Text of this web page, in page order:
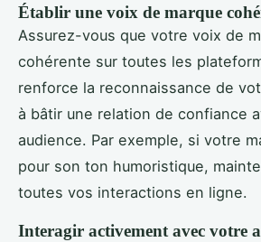
Établir une voix de marque
Assurez-vous que votre voix de
cohérente sur toutes les
renforce la reconnaissance de
à bâtir une relation de confiance
audience. Par exemple, si votre
pour son ton humoristique,
toutes vos interactions en ligne.
Interagir activement avec votre